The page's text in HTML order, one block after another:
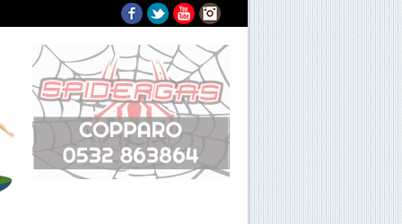
Facebook
TwitterYouTubeInstagram